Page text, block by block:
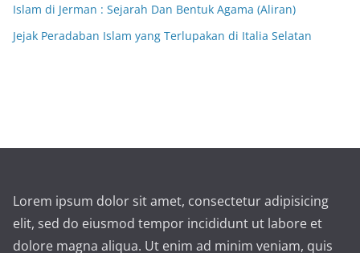
Islam di Jerman : Sejarah Dan Bentuk Agama (Aliran)
Jejak Peradaban Islam yang Terlupakan di Italia Selatan
Lorem ipsum dolor sit amet, consectetur adipisicing
elit, sed do eiusmod tempor incididunt ut labore et
dolore magna aliqua. Ut enim ad minim veniam, quis